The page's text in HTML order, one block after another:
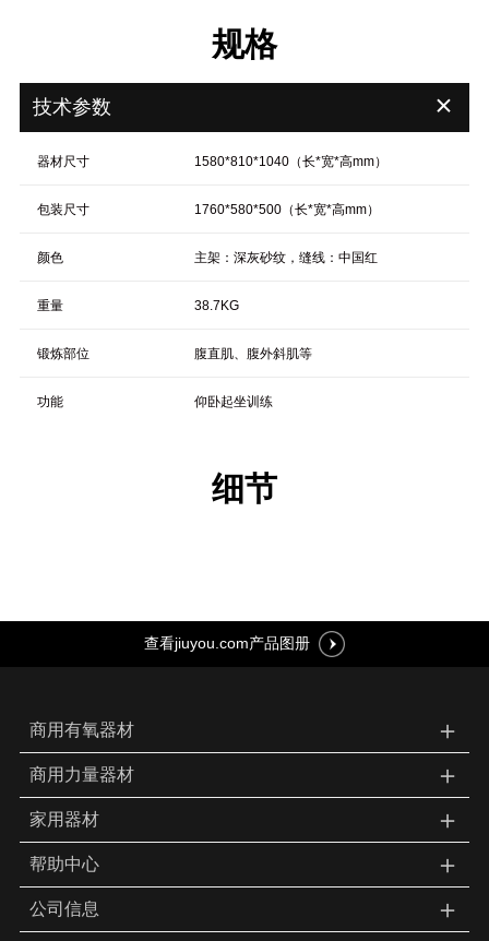
规格
技术参数 ＋
器材尺寸 1580*810*1040（长*宽*高mm）
包装尺寸 1760*580*500（长*宽*高mm）
颜色 主架：深灰砂纹，缝线：中国红
重量 38.7KG
锻炼部位 腹直肌、腹外斜肌等
功能 仰卧起坐训练
细节
查看jiuyou.com产品图册
商用有氧器材 ＋
商用力量器材 ＋
家用器材 ＋
帮助中心 ＋
公司信息
＋